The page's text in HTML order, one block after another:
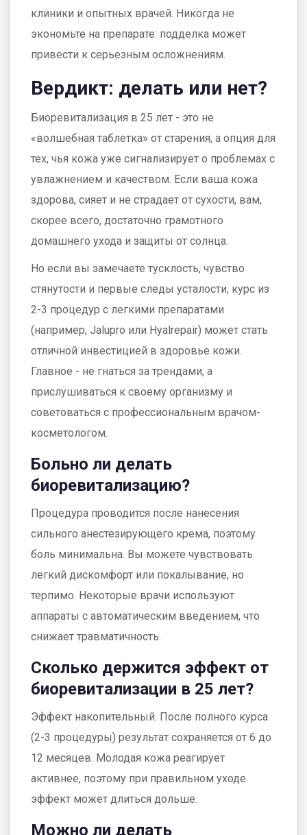
клиники и опытных врачей. Никогда не
экономьте на препарате: подделка может
привести к серьезным осложнениям.
Вердикт: делать или нет?
Биоревитализация в 25 лет - это не
«волшебная таблетка» от старения, а опция для
тех, чья кожа уже сигнализирует о проблемах с
увлажнением и качеством. Если ваша кожа
здорова, сияет и не страдает от сухости, вам,
скорее всего, достаточно грамотного
домашнего ухода и защиты от солнца.
Но если вы замечаете тусклость, чувство
стянутости и первые следы усталости, курс из
2-3 процедур с легкими препаратами
(например, Jalupro или Hyalrepair) может стать
отличной инвестицией в здоровье кожи.
Главное - не гнаться за трендами, а
прислушиваться к своему организму и
советоваться с профессиональным врачом-
косметологом.
Больно ли делать
биоревитализацию?
Процедура проводится после нанесения
сильного анестезирующего крема, поэтому
боль минимальна. Вы можете чувствовать
легкий дискомфорт или покалывание, но
терпимо. Некоторые врачи используют
аппараты с автоматическим введением, что
снижает травматичность.
Сколько держится эффект от
биоревитализации в 25 лет?
Эффект накопительный. После полного курса
(2-3 процедуры) результат сохраняется от 6 до
12 месяцев. Молодая кожа реагирует
активнее, поэтому при правильном уходе
эффект может длиться дольше.
Можно ли делать